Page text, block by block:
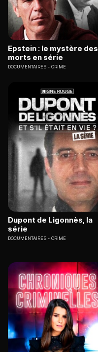
Epstein : le mystère des
morts en série
DOCUMENTAIRES CRIME
Dupont de Ligonnès, la
série
DOCUMENTAIRES CRIME